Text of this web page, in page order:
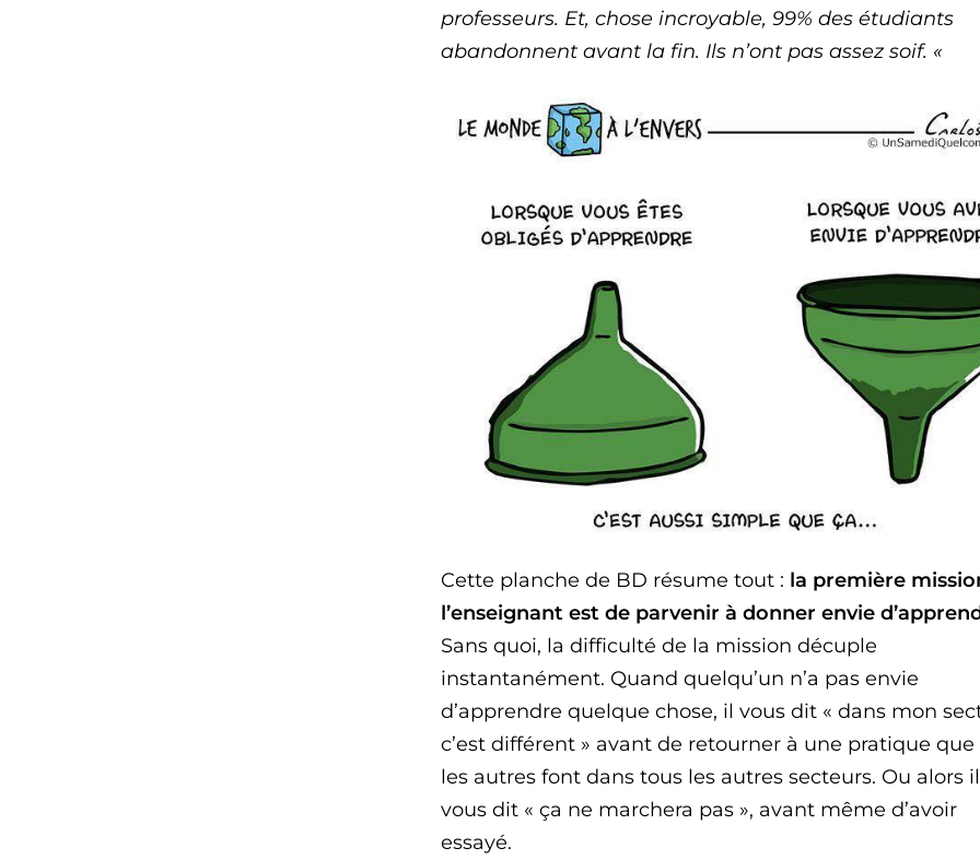
professeurs. Et, chose incroyable, 99% des étudiants
abandonnent avant la fin. Ils n’ont pas assez soif. «
Cette planche de BD résume tout : la première
l’enseignant est de parvenir à donner envie
Sans quoi, la difficulté de la mission décuple
instantanément. Quand quelqu’un n’a pas envie
d’apprendre quelque chose, il vous dit « dans mon
c’est différent » avant de retourner à une pratique que
les autres font dans tous les autres secteurs. Ou alors il
vous dit « ça ne marchera pas », avant même d’avoir
essayé.